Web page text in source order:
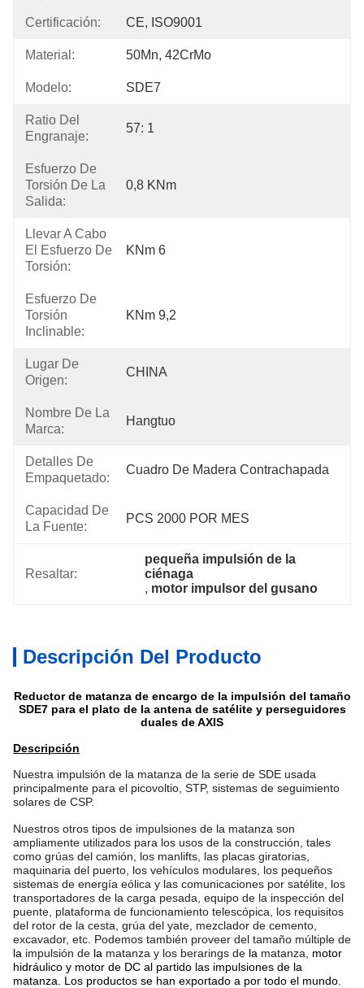
Certificación: CE, ISO9001
Material: 50Mn, 42CrMo
Modelo: SDE7
Ratio Del
Engranaje:
57: 1
Esfuerzo De
Torsión De La
Salida:
0,8 KNm
Llevar A Cabo
El Esfuerzo De
Torsión:
KNm 6
Esfuerzo De
Torsión
Inclinable:
KNm 9,2
Lugar De
Origen:
CHINA
Nombre De La
Marca:
Hangtuo
Detalles De
Empaquetado:
Cuadro De Madera Contrachapada
Capacidad De
La Fuente:
PCS 2000 POR MES
Resaltar:
pequeña impulsión de la
ciénaga
, motor impulsor del gusano
Descripción Del Producto
Reductor de matanza de encargo de la impulsión del tamaño
SDE7 para el plato de la antena de satélite y perseguidores
duales de AXIS
Descripción
Nuestra impulsión de la matanza de la serie de SDE usada
principalmente para el picovoltio, STP, sistemas de seguimiento
solares de CSP.
Nuestros otros tipos de impulsiones de la matanza son
ampliamente utilizados para los usos de la construcción, tales
como grúas del camión, los manlifts, las placas giratorias,
maquinaria del puerto, los vehículos modulares, los pequeños
sistemas de energía eólica y las comunicaciones por satélite, los
transportadores de la carga pesada, equipo de la inspección del
puente, plataforma de funcionamiento telescópica, los requisitos
del rotor de la cesta, grúa del yate, mezclador de cemento,
excavador, etc. Podemos también proveer del tamaño múltiple de
la impulsión de la matanza y los berarings de la matanza, motor
hidráulico y motor de DC al partido las impulsiones de la
matanza. Los productos se han exportado a por todo el mundo.